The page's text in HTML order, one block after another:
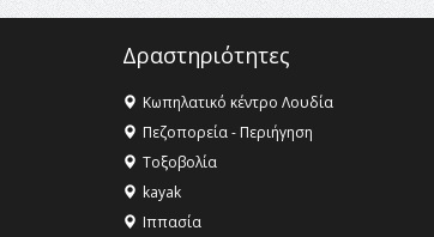
Δραστηριότητες
Κωπηλατικό κέντρο Λουδία
Πεζοπορεία - Περιήγηση
Τοξοβολία
kayak
Ιππασία